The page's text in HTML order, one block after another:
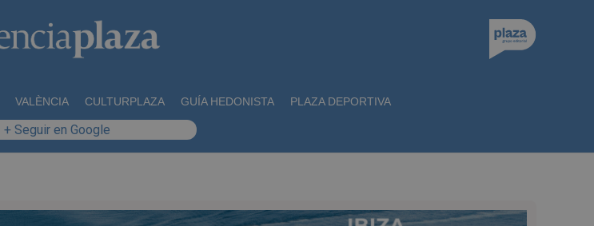
VALÈNCIA CULTURPLAZA GUÍA HEDONISTA PLAZA DEPORTIVA
+ Seguir en Google